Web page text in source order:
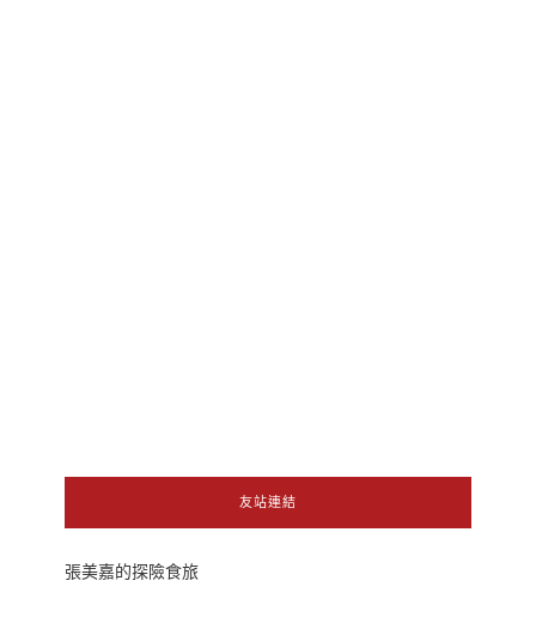
友站連結
張美嘉的探險食旅